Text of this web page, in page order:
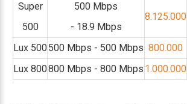
Super
500
500 Mbps
- 18.9 Mbps
8.125.000
Lux 500500 Mbps - 500 Mbps 800.000
Lux 800800 Mbps - 800 Mbps 1.000.000